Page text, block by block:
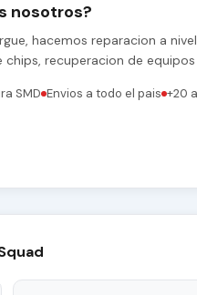
nosotros?
hacemos reparacion a
recuperacion de
SMD Envios a todo el pais +20